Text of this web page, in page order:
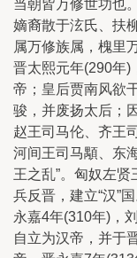
当朝皆万修世功也
嫡裔散于泫氏、扶
属万修族属，槐里
晋太熙元年(290年)
帝；皇后贾南风欲
骏，并废扬太后；
赵王司马伦、齐王
河间王司马顒、东
王之乱”。匈奴左
兵反晋，建立“汉”
永嘉4年(310年)，
自立为汉帝，并于